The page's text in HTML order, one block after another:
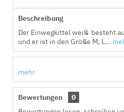
Beschreibung
Der Einwegkittel weiß besteht
und er ist in den Größe M, L...
mehr
Bewertungen
0